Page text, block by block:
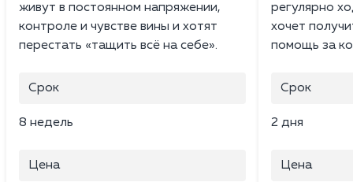
живут в постоянном напряжении,
контроле и чувстве вины и хотят
перестать «тащить всё на себе».
Срок
8 недель
Цена
регулярно
хочет
помощь за
Срок
2 дня
Цена